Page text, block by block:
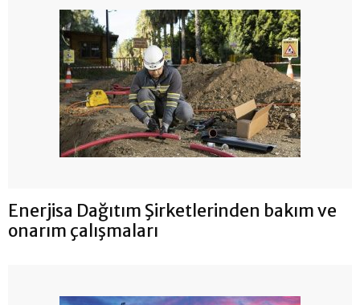
Enerjisa Dağıtım Şirketlerinden bakım ve
onarım çalışmaları